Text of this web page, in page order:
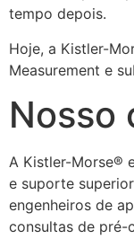
tempo depois.
Hoje, a Kistler-
Measurement e
Nosso
A Kistler-Morse®
e suporte
engenheiros de
consultas de pré-